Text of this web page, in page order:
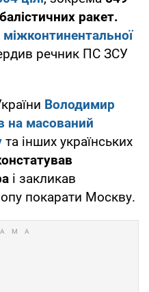
ракет.
речник ПС ЗСУ
Володимир
на масований
та інших українських
і закликав
покарати Москву.